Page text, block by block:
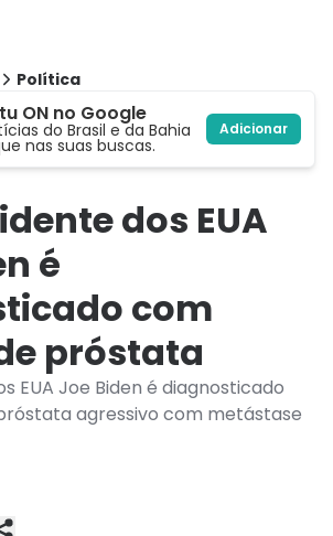
Política
ON no Google
do Brasil e da Bahia
nas suas buscas.
Adicionar
dos EUA
é
com
próstata
EUA Joe Biden é diagnosticado
agressivo com metástase